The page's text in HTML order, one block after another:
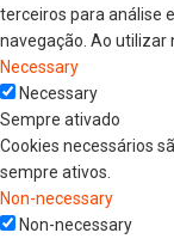
terceiros para análise
navegação. Ao utilizar
Necessary
Necessary
Sempre ativado
Cookies necessários
sempre ativos.
Non-necessary
Non-necessary